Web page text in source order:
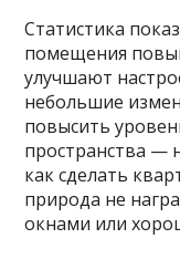
Статистика
помещения
улучшают
небольшие
повысить
пространства —
как сделать
природа не
окнами или